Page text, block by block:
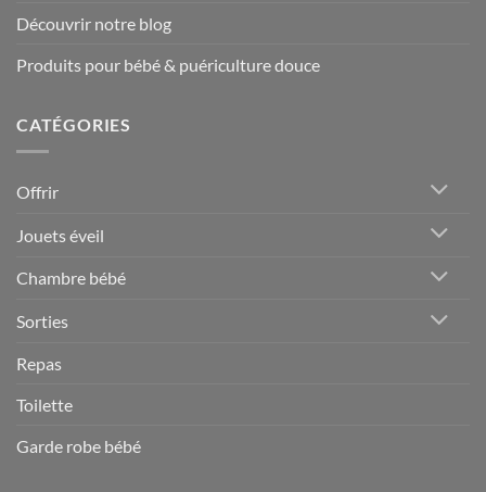
Découvrir notre blog
Produits pour bébé & puériculture douce
CATÉGORIES
Offrir
Jouets éveil
Chambre bébé
Sorties
Repas
Toilette
Garde robe bébé